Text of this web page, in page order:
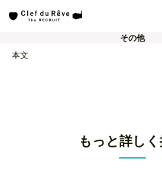
その他
本文
もっと詳し